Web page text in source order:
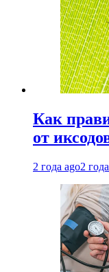
Как
от
2 года ago2